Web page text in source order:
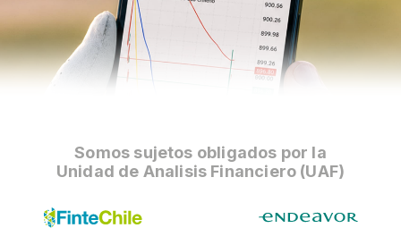
Somos sujetos obligados por la
Unidad de Analisis Financiero (UAF)